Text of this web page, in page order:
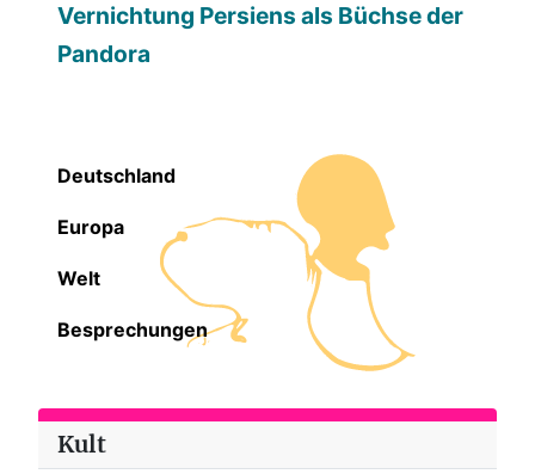
Vernichtung Persiens als Büchse der
Pandora
Deutschland
Europa
Welt
Besprechungen
Kult